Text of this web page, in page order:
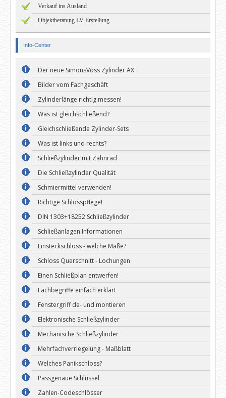
Verkauf ins Ausland
Objektberatung LV-Erstellung
Info-Center
Der neue SimonsVoss Zylinder AX
Bilder vom Fachgeschäft
Zylinderlänge richtig messen!
Was ist gleichschließend?
Gleichschließende Zylinder-Sets
Was ist links und rechts?
Schließzylinder mit Zahnrad
Die Schließzylinder Qualität
Schmiermittel verwenden!
Richtige Schlosspflege!
DIN 1303+18252 Schließzylinder
Schließanlagen Informationen
Einsteckschloss - welche Maße?
Schloss Querschnitt - Lochungen
Einen Schließplan entwerfen!
Fachbegriffe einfach erklärt
Fenstergriff de- und montieren
Elektronische Schließzylinder
Mechanische Schließzylinder
Mehrfachverriegelung - Maßblatt
Welches Panikschloss?
Passgenaue Schlüssel
Zahlen-Codeschlösser